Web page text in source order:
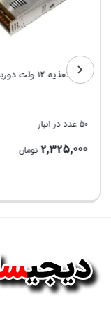
اسپیکر تسکو مدل TS 23361
5,400,000 تومان
بستن